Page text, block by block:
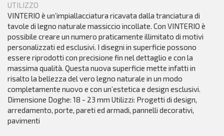
UTILIZZO
VINTERIO è un’impiallacciatura ricavata dalla tranciatura di
tavole di legno naturale massiccio incollate. Con VINTERIO è
possibile creare un numero praticamente illimitato di motivi
personalizzati ed esclusivi. I disegni in superficie possono
essere riprodotti con precisione fin nel dettaglio e con la
massima qualità. Questa nuova superficie mette infatti in
risalto la bellezza del vero legno naturale in un modo
completamente nuovo e con un’estetica e design esclusivi.
Dimensione Doghe: 18 - 23 mm Utilizzi: Progetti di design,
arredamento, porte, pareti ed armadi, pannelli decorativi,
pavimenti